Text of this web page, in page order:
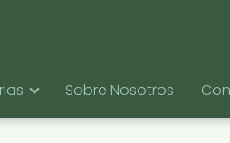
Sobre Nosotros